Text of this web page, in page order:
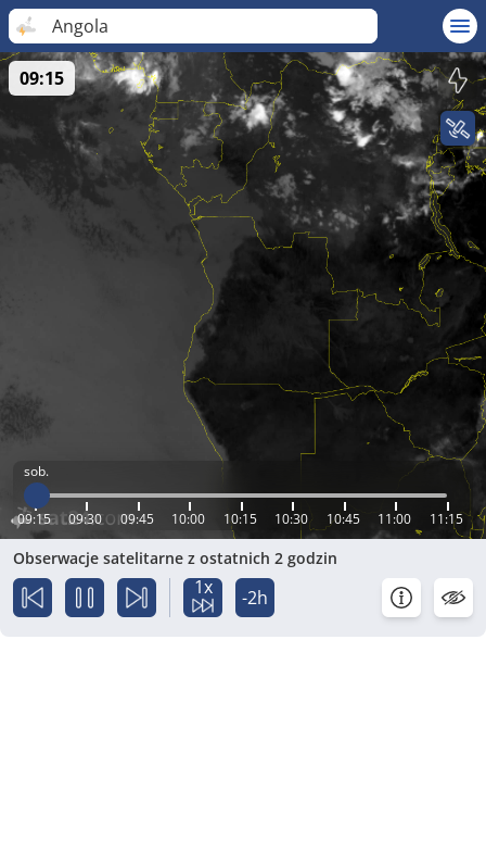
Angola
sob.
09:15 09:30 09:45 10:00 10:15 10:30 10:45 11:00 11:15
09:15
Obserwacje satelitarne z ostatnich 2 godzin
1x -2h